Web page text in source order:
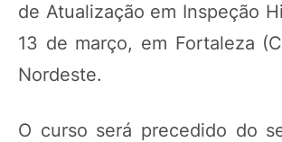
de Atualização em Inspeção
13 de março, em Fortaleza
Nordeste.
O curso será precedido do